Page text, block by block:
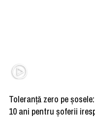
Toleranță zero pe
10 ani pentru șoferii